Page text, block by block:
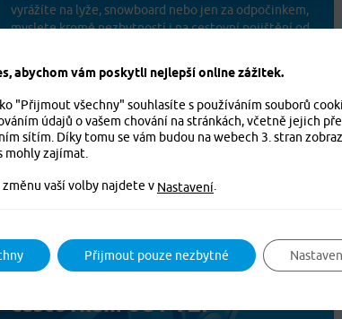
vyrážíte na lyže, snowboard nebo jen za odpočinkem,
myslete kromě nezbytností i na cestovní pojištění od
Další báječná sleva: Na
podzim ušetříte 20% s
cestovkem od PVZP
abychom vám poskytli nejlepší online zážitek.
"Přijmout všechny" souhlasíte s používáním souborů
údajů o vašem chování na stránkách, včetně jejich
sítím. Díky tomu se vám budou na webech 3. stran
mohly zajímat.
vaší volby najdete v Nastavení.
Přijmout pouze nezbytné